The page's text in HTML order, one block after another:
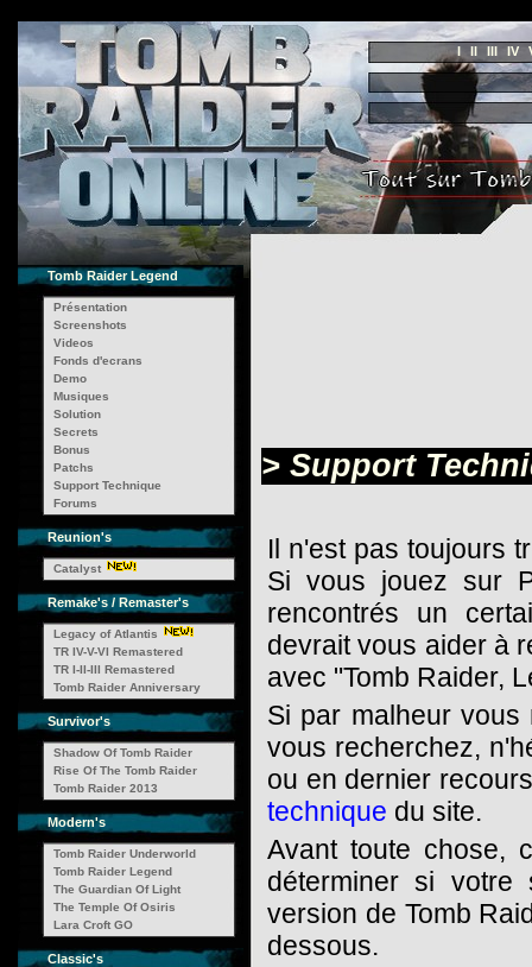
I II III IV
Tomb Raider Legend
Présentation
Screenshots
Videos
Fonds d'ecrans
Demo
Musiques
Solution
Secrets
Bonus
Patchs
Support Technique
Forums
Reunion's
Catalyst
Remake's / Remaster's
Legacy of Atlantis
TR IV-V-VI Remastered
TR I-II-III Remastered
Tomb Raider Anniversary
Survivor's
Shadow Of Tomb Raider
Rise Of The Tomb Raider
Tomb Raider 2013
Modern's
Tomb Raider Underworld
Tomb Raider Legend
The Guardian Of Light
The Temple Of Osiris
Lara Croft GO
Classic's
> Support
Il n'est pas toujours
Si vous jouez sur
rencontrés un
devrait vous aider à
avec "Tomb Raider,
Si par malheur
vous recherchez,
ou en dernier
technique du site.
Avant toute chose,
déterminer si votre
version de Tomb
dessous.